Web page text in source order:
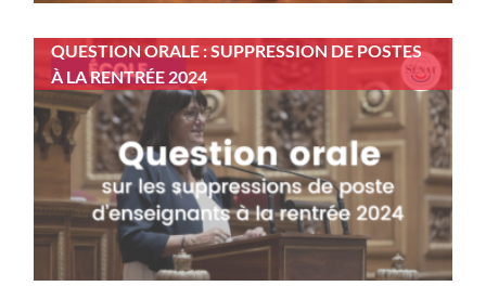
QUESTION ORALE : SUPPRESSION DE POSTES
À LA RENTRÉE 2024